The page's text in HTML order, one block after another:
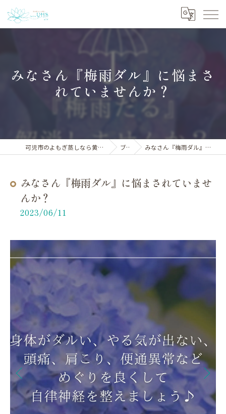
みなさん『梅雨ダル』に悩まさ
れていませんか？
可児市のよもぎ蒸しなら黄土漢方よもぎ蒸しサロンYHS ブログ みなさん『梅雨ダル』に悩まされていませんか？
みなさん『梅雨ダル』に悩まされていませ
んか？
2023/06/11